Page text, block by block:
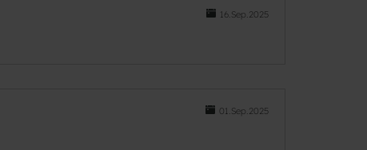
16.Sep.2025
01.Sep.2025